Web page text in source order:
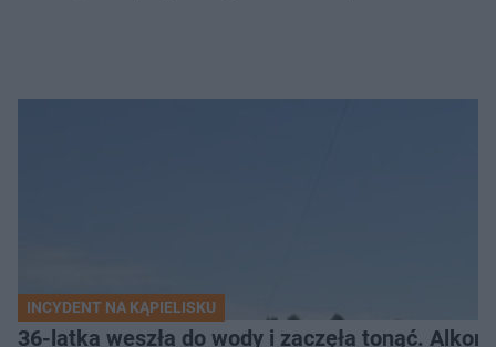
INCYDENT NA KĄPIELISKU
36-latka weszła do wody i zaczęła tonąć.